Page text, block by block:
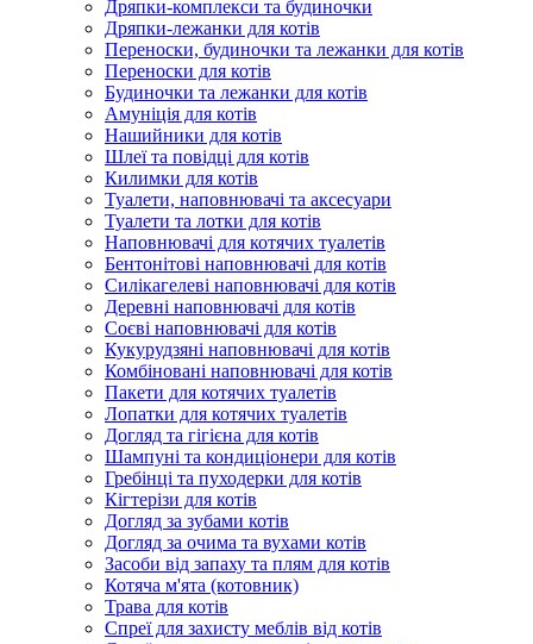
Дряпки-комплекси та будиночки
Дряпки-лежанки для котів
Переноски, будиночки та лежанки для котів
Переноски для котів
Будиночки та лежанки для котів
Амуніція для котів
Нашийники для котів
Шлеї та повідці для котів
Килимки для котів
Туалети, наповнювачі та аксесуари
Туалети та лотки для котів
Наповнювачі для котячих туалетів
Бентонітові наповнювачі для котів
Силікагелеві наповнювачі для котів
Деревні наповнювачі для котів
Соєві наповнювачі для котів
Кукурудзяні наповнювачі для котів
Комбіновані наповнювачі для котів
Пакети для котячих туалетів
Лопатки для котячих туалетів
Догляд та гігієна для котів
Шампуні та кондиціонери для котів
Гребінці та пуходерки для котів
Кігтерізи для котів
Догляд за зубами котів
Догляд за очима та вухами котів
Засоби від запаху та плям для котів
Котяча м'ята (котовник)
Трава для котів
Спреї для захисту меблів від котів